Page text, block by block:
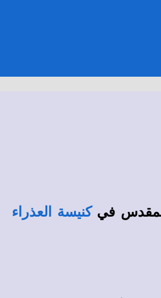
فيكنيسة العذراء